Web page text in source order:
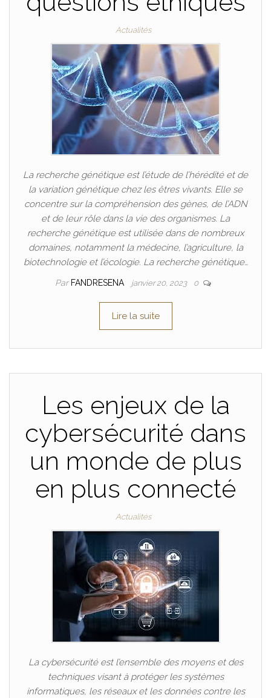
Actualités
La recherche génétique est l’étude de l’hérédité et de
la variation génétique chez les êtres vivants. Elle se
concentre sur la compréhension des gènes, de l’ADN
et de leur rôle dans la vie des organismes. La
recherche génétique est utilisée dans de nombreux
domaines, notamment la médecine, l’agriculture, la
biotechnologie et l’écologie. La recherche génétique…
Par FANDRESENA janvier 20, 2023 0
Lire la suite
Les enjeux de la
cybersécurité dans
un monde de plus
en plus connecté
Actualités
La cybersécurité est l’ensemble des moyens et des
techniques visant à protéger les systèmes
informatiques, les réseaux et les données contre les